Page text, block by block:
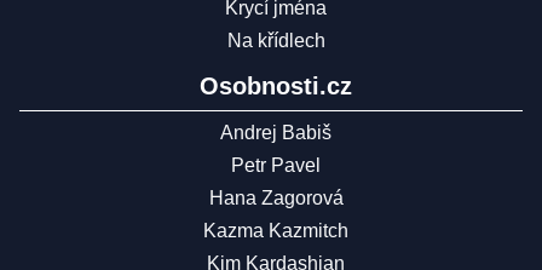
Krycí jména
Na křídlech
Osobnosti.cz
Andrej Babiš
Petr Pavel
Hana Zagorová
Kazma Kazmitch
Kim Kardashian